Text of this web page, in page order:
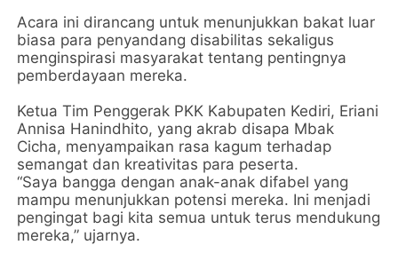
Acara ini dirancang untuk menunjukkan bakat luar
biasa para penyandang disabilitas sekaligus
menginspirasi masyarakat tentang pentingnya
pemberdayaan mereka.
Ketua Tim Penggerak PKK Kabupaten Kediri, Eriani
Annisa Hanindhito, yang akrab disapa Mbak
Cicha, menyampaikan rasa kagum terhadap
semangat dan kreativitas para peserta.
“Saya bangga dengan anak-anak difabel yang
mampu menunjukkan potensi mereka. Ini menjadi
pengingat bagi kita semua untuk terus mendukung
mereka,” ujarnya.